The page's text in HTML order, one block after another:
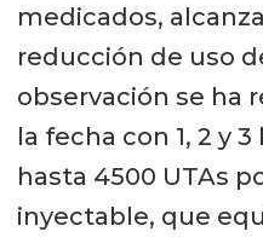
medicados,
reducción de uso
observación se ha
la fecha con 1, 2 y
hasta 4500 UTAs
inyectable, que